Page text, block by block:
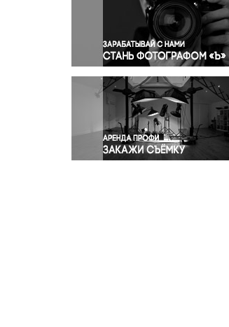
Политика
Правосудие
Происшествия и конфликты
Религия
Светская жизнь
Спорт
Экология
Экономика и бизнес